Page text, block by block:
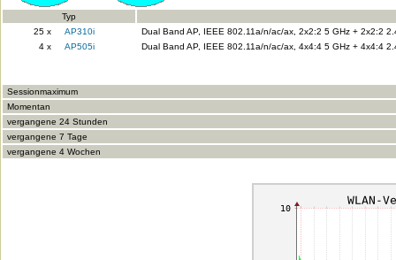
Typ
25 x
AP310i
Dual Band AP, IEEE 802.11a/n/ac/ax, 2x2:2 5 GHz + 2x2:2
4 x
AP505i Dual Band AP, IEEE 802.11a/n/ac/ax, 4x4:4 5 GHz + 4x4:4
Sessionmaximum
Momentan
vergangene 24 Stunden
vergangene 7 Tage
vergangene 4 Wochen